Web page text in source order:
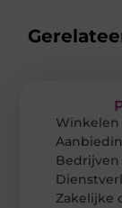
Winkelen
Bedrijven
Zakelijke